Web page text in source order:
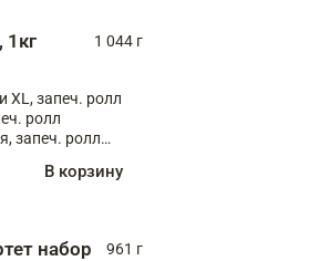
1кг
1 044 г
XL, запеч. ролл
ролл
запеч. ролл
В корзину
набор
961 г